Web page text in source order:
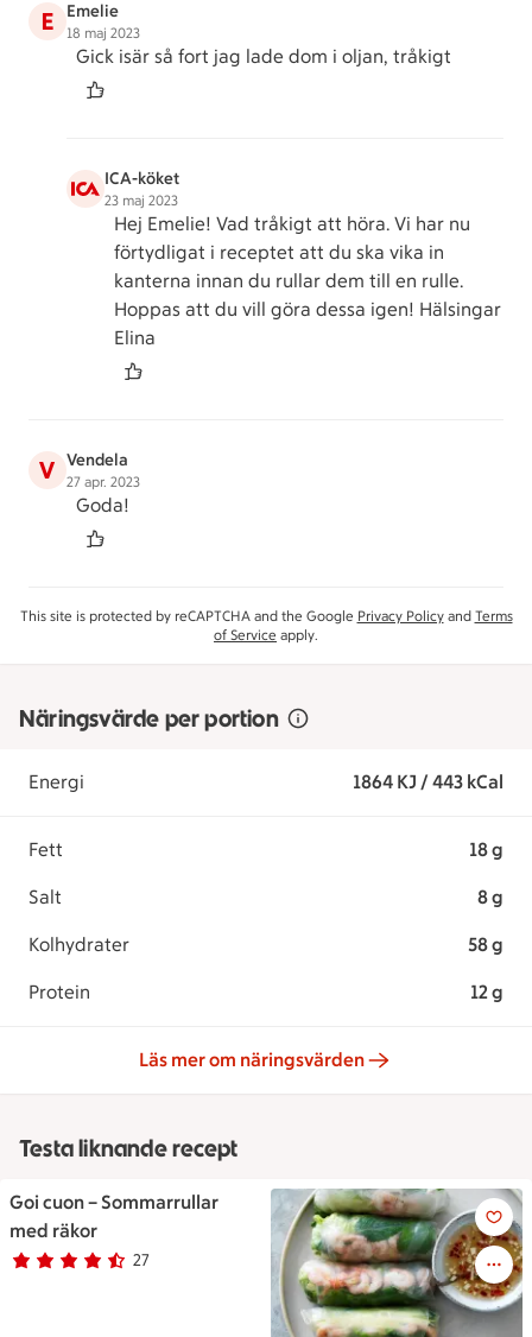
E Emelie
18 maj 2023
Gick isär så fort jag lade dom i oljan, tråkigt
ICA-köket
23 maj 2023
Hej Emelie! Vad tråkigt att höra. Vi har nu
förtydligat i receptet att du ska vika in
kanterna innan du rullar dem till en rulle.
Hoppas att du vill göra dessa igen! Hälsingar
Elina
V Vendela
27 apr. 2023
Goda!
This site is protected by reCAPTCHA and the Google Privacy Policyand Terms
of Service apply.
Näringsvärde per portion
Energi 1864 KJ / 443 kCal
Fett 18 g
Salt 8 g
Kolhydrater 58 g
Protein 12 g
Läs mer om näringsvärden
Testa liknande recept
Goi cuon – Sommarrullar
med räkor
Betyg 4.5 av 5. 27
27 personer har röstat
Goi cuon – Sommarrullar